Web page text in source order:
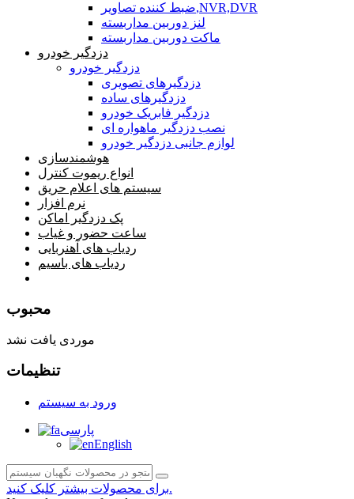
ضبط کننده تصاویر,NVR,DVR
لنز دوربین مداربسته
ماکت دوربین مداربسته
دزدگیر خودرو
دزدگیر خودرو
دزدگیرهای تصویری
دزدگیرهای ساده
دزدگیر فابریک خودرو
نصب دزدگیر ماهواره ای
لوازم جانبی دزدگیر خودرو
هوشمندسازی
انواع ریموت کنترل
سیستم های اعلام حریق
نرم افزار
پک دزدگیر اماکن
ساعت حضور و غیاب
ردیاب های آهنربایی
ردیاب های باسیم
محبوب
موردی یافت نشد
تنظیمات
ورود به سیستم
پارسی
English
برای محصولات بیشتر کلیک کنید.